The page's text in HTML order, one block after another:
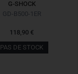
G-SHOCK
GD-B500-1ER
118,90 €
PAS DE STOCK